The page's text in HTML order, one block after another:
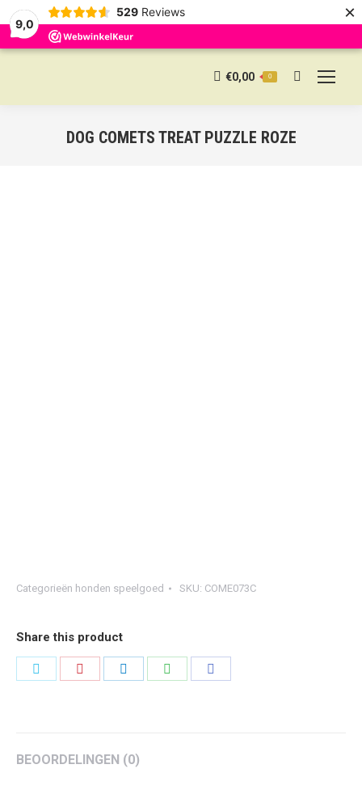
9,0
529 Reviews ×
€0,00 0 Search:
DOG COMETS TREAT PUZZLE ROZE
Categorieën honden speelgoed SKU: COME073C
Share this product
BEOORDELINGEN (0)